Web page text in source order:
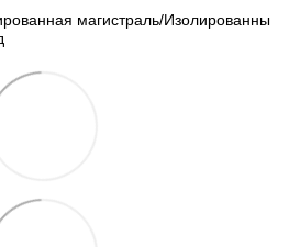
магистраль/Изолированны